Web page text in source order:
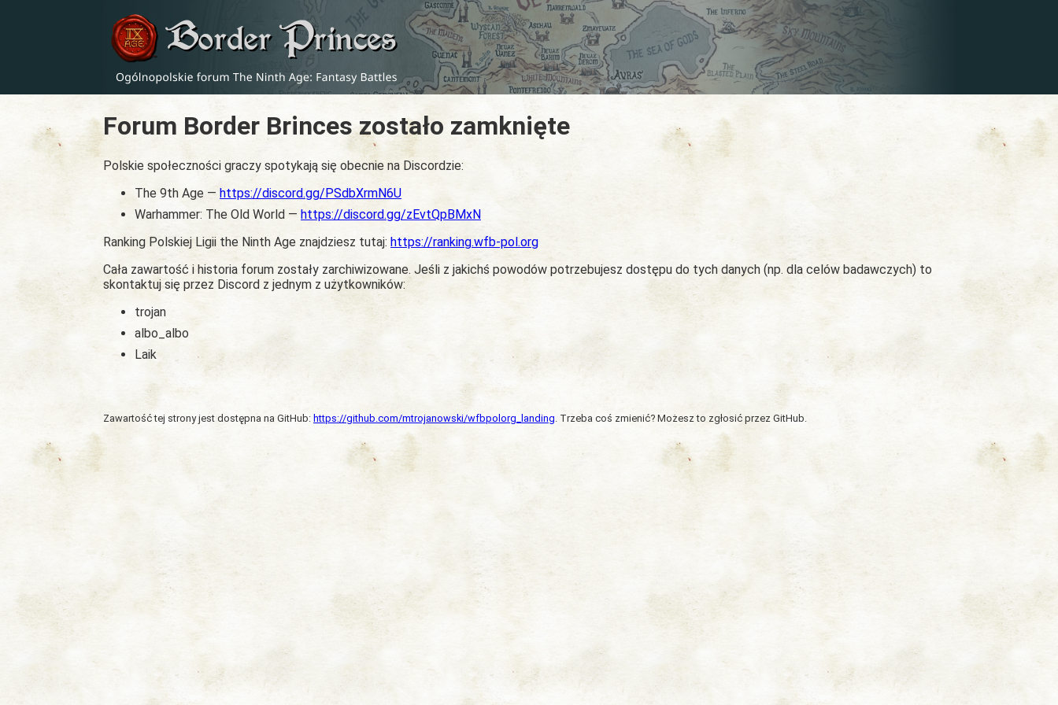
Forum Border Brinces zostało zamknięte
Polskie społeczności graczy spotykają się obecnie na Discordzie:
The 9th Age — https://discord.gg/PSdbXrmN6U
Warhammer: The Old World — https://discord.gg/zEvtQpBMxN
Ranking Polskiej Ligii the Ninth Age znajdziesz tutaj: https://ranking.wfb-pol.org
Cała zawartość i historia forum zostały zarchiwizowane. Jeśli z jakichś powodów potrzebujesz dostępu do tych danych (np. dla celów badawczych) to
skontaktuj się przez Discord z jednym z użytkowników:
trojan
albo_albo
Laik
Zawartość tej strony jest dostępna na GitHub: https://github.com/mtrojanowski/wfbpolorg_landing . Trzeba coś zmienić? Możesz to zgłosić przez GitHub.